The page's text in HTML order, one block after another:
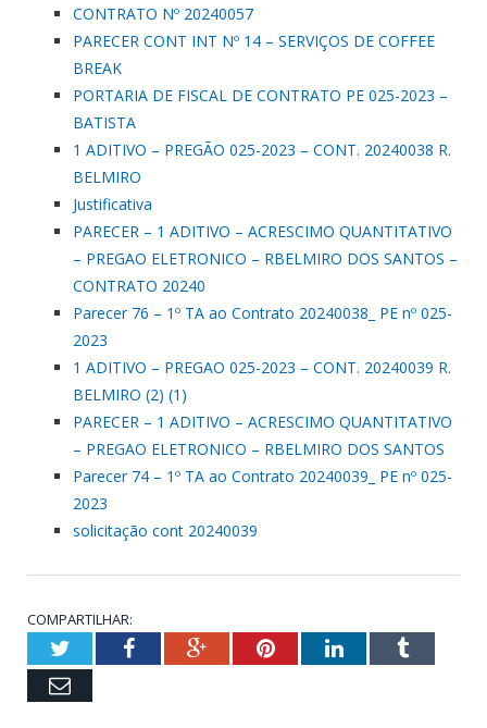
CONTRATO Nº 20240057
PARECER CONT INT Nº 14 – SERVIÇOS DE COFFEE
BREAK
PORTARIA DE FISCAL DE CONTRATO PE 025-2023 –
BATISTA
1 ADITIVO – PREGÃO 025-2023 – CONT. 20240038 R.
BELMIRO
Justificativa
PARECER – 1 ADITIVO – ACRESCIMO QUANTITATIVO
– PREGAO ELETRONICO – RBELMIRO DOS SANTOS –
CONTRATO 20240
Parecer 76 – 1º TA ao Contrato 20240038_ PE nº 025-
2023
1 ADITIVO – PREGAO 025-2023 – CONT. 20240039 R.
BELMIRO (2) (1)
PARECER – 1 ADITIVO – ACRESCIMO QUANTITATIVO
– PREGAO ELETRONICO – RBELMIRO DOS SANTOS
Parecer 74 – 1º TA ao Contrato 20240039_ PE nº 025-
2023
solicitação cont 20240039
COMPARTILHAR:
TwitterFacebookGoogle+PinterestLinkedInTumblr
Email